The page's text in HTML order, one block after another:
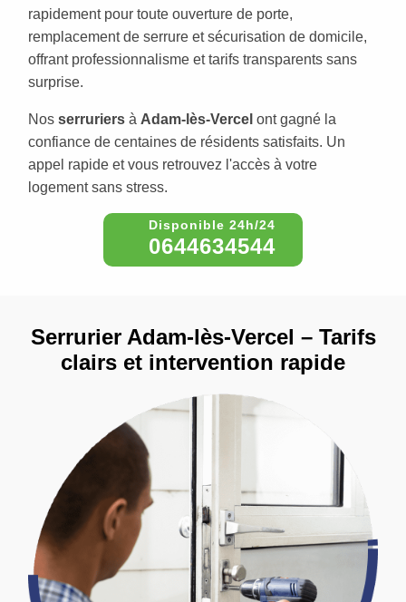
rapidement pour toute ouverture de porte,
remplacement de serrure et sécurisation de domicile,
offrant professionnalisme et tarifs transparents sans
surprise.
Nos serruriers à Adam-lès-Vercel ont gagné la
confiance de centaines de résidents satisfaits. Un
appel rapide et vous retrouvez l'accès à votre
logement sans stress.
0644634544
Serrurier Adam-lès-Vercel – Tarifs
clairs et intervention rapide